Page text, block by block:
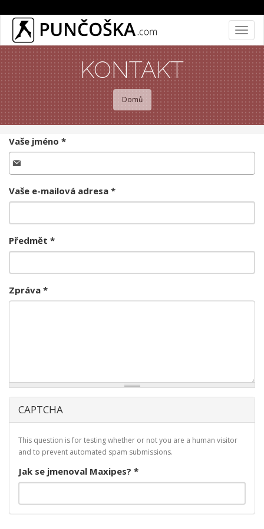
Přejít
hlavnímu
obsahu
KONTAKT
Domů
Vaše jméno *
Vaše e-mailová adresa *
Předmět *
Zpráva *
CAPTCHA
This question is for testing whether or not you are a human visitor
and to prevent automated spam submissions.
Jak se jmenoval Maxipes? *